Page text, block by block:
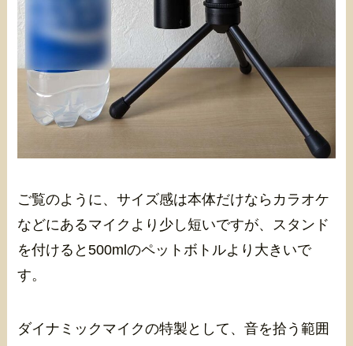
ご覧のように、サイズ感は本体だけならカラオケ
などにあるマイクより少し短いですが、スタンド
を付けると500mlのペットボトルより大きいで
す。
ダイナミックマイクの特製として、音を拾う範囲